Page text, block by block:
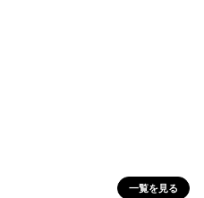
一覧を見る